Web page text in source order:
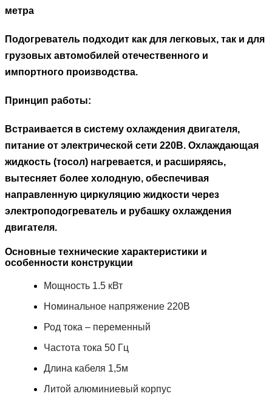
метра
Подогреватель подходит как для легковых, так и для
грузовых автомобилей отечественного и
импортного производства.
Принцип работы:
Встраивается в систему охлаждения двигателя,
питание от электрической сети 220В. Охлаждающая
жидкость (тосол) нагревается, и расширяясь,
вытесняет более холодную, обеспечивая
направленную циркуляцию жидкости через
электроподогреватель и рубашку охлаждения
двигателя.
Основные технические характеристики и
особенности конструкции
Мощность 1.5 кВт
Номинальное напряжение 220В
Род тока – переменный
Частота тока 50 Гц
Длина кабеля 1,5м
Литой алюминиевый корпус